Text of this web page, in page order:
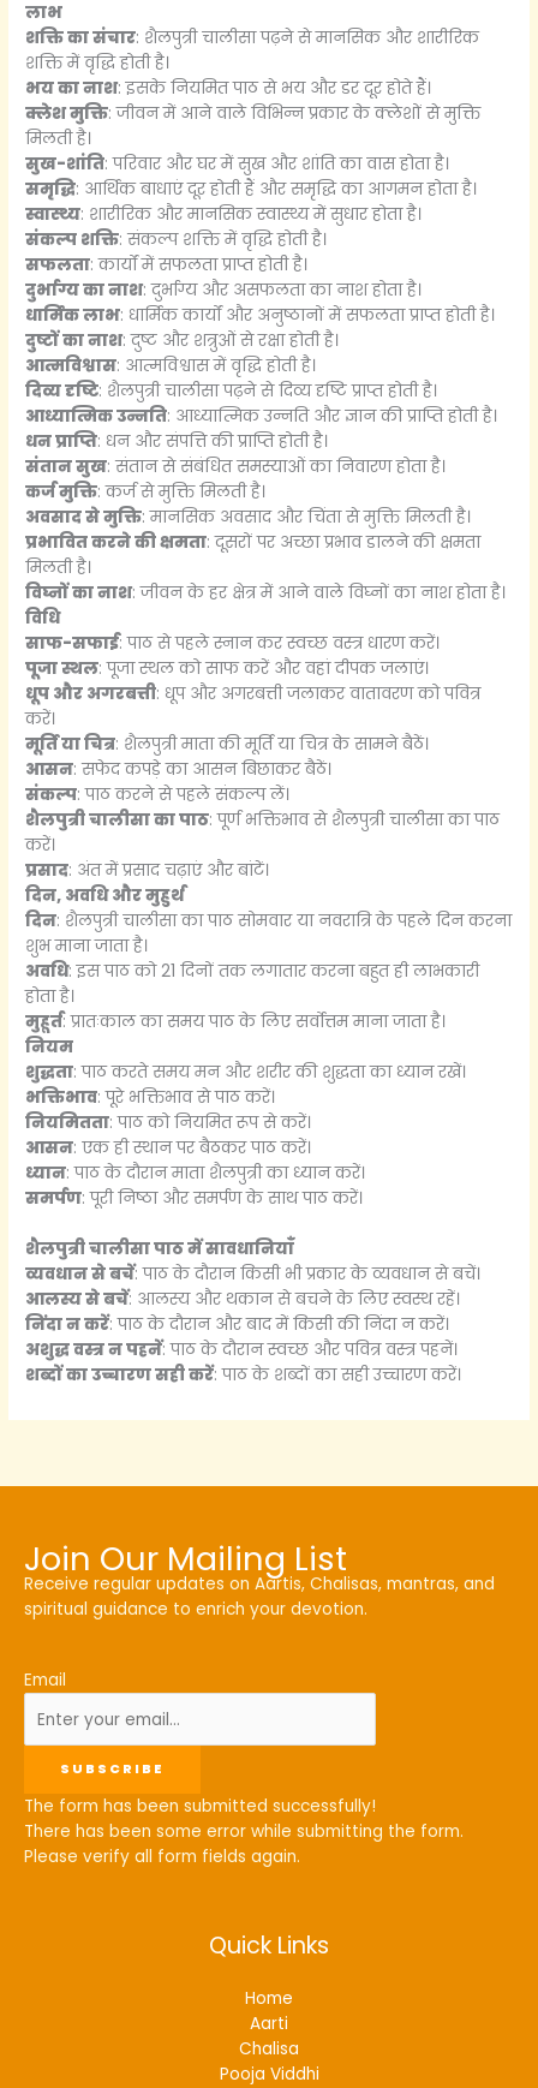
लाभ
शक्ति का संचार: शैलपुत्री चालीसा पढ़ने से मानसिक और शारीरिक
शक्ति में वृद्धि होती है।
भय का नाश: इसके नियमित पाठ से भय और डर दूर होते हैं।
क्लेश मुक्ति: जीवन में आने वाले विभिन्न प्रकार के क्लेशों से मुक्ति
मिलती है।
सुख-शांति: परिवार और घर में सुख और शांति का वास होता है।
समृद्धि: आर्थिक बाधाएं दूर होती हैं और समृद्धि का आगमन होता है।
स्वास्थ्य: शारीरिक और मानसिक स्वास्थ्य में सुधार होता है।
संकल्प शक्ति: संकल्प शक्ति में वृद्धि होती है।
सफलता: कार्यों में सफलता प्राप्त होती है।
दुर्भाग्य का नाश: दुर्भाग्य और असफलता का नाश होता है।
धार्मिक लाभ: धार्मिक कार्यों और अनुष्ठानों में सफलता प्राप्त होती है।
दुष्टों का नाश: दुष्ट और शत्रुओं से रक्षा होती है।
आत्मविश्वास: आत्मविश्वास में वृद्धि होती है।
दिव्य दृष्टि: शैलपुत्री चालीसा पढ़ने से दिव्य दृष्टि प्राप्त होती है।
आध्यात्मिक उन्नति: आध्यात्मिक उन्नति और ज्ञान की प्राप्ति होती है।
धन प्राप्ति: धन और संपत्ति की प्राप्ति होती है।
संतान सुख: संतान से संबंधित समस्याओं का निवारण होता है।
कर्ज मुक्ति: कर्ज से मुक्ति मिलती है।
अवसाद से मुक्ति: मानसिक अवसाद और चिंता से मुक्ति मिलती है।
प्रभावित करने की क्षमता: दूसरों पर अच्छा प्रभाव डालने की क्षमता
मिलती है।
विघ्नों का नाश: जीवन के हर क्षेत्र में आने वाले विघ्नों का नाश होता है।
विधि
साफ-सफाई: पाठ से पहले स्नान कर स्वच्छ वस्त्र धारण करें।
पूजा स्थल: पूजा स्थल को साफ करें और वहां दीपक जलाएं।
धूप और अगरबत्ती: धूप और अगरबत्ती जलाकर वातावरण को पवित्र
करें।
मूर्ति या चित्र: शैलपुत्री माता की मूर्ति या चित्र के सामने बैठें।
आसन: सफेद कपड़े का आसन बिछाकर बैठें।
संकल्प: पाठ करने से पहले संकल्प लें।
शैलपुत्री चालीसा का पाठ: पूर्ण भक्तिभाव से शैलपुत्री चालीसा का पाठ
करें।
प्रसाद: अंत में प्रसाद चढ़ाएं और बांटें।
दिन, अवधि और मुहुर्थ
दिन: शैलपुत्री चालीसा का पाठ सोमवार या नवरात्रि के पहले दिन करना
शुभ माना जाता है।
अवधि: इस पाठ को 21 दिनों तक लगातार करना बहुत ही लाभकारी
होता है।
मुहूर्त: प्रातःकाल का समय पाठ के लिए सर्वोत्तम माना जाता है।
नियम
शुद्धता: पाठ करते समय मन और शरीर की शुद्धता का ध्यान रखें।
भक्तिभाव: पूरे भक्तिभाव से पाठ करें।
नियमितता: पाठ को नियमित रूप से करें।
आसन: एक ही स्थान पर बैठकर पाठ करें।
ध्यान: पाठ के दौरान माता शैलपुत्री का ध्यान करें।
समर्पण: पूरी निष्ठा और समर्पण के साथ पाठ करें।
शैलपुत्री चालीसा पाठ में सावधानियाँ
व्यवधान से बचें: पाठ के दौरान किसी भी प्रकार के व्यवधान से बचें।
आलस्य से बचें: आलस्य और थकान से बचने के लिए स्वस्थ रहें।
निंदा न करें: पाठ के दौरान और बाद में किसी की निंदा न करें।
अशुद्ध वस्त्र न पहनें: पाठ के दौरान स्वच्छ और पवित्र वस्त्र पहनें।
शब्दों का उच्चारण सही करें: पाठ के शब्दों का सही उच्चारण करें।
Join Our Mailing List
Receive regular updates on Aartis, Chalisas, mantras, and
spiritual guidance to enrich your devotion.
Email
SUBSCRIBE
The form has been submitted successfully!
There has been some error while submitting the form.
Please verify all form fields again.
Quick Links
Home
Aarti
Chalisa
Pooja Viddhi